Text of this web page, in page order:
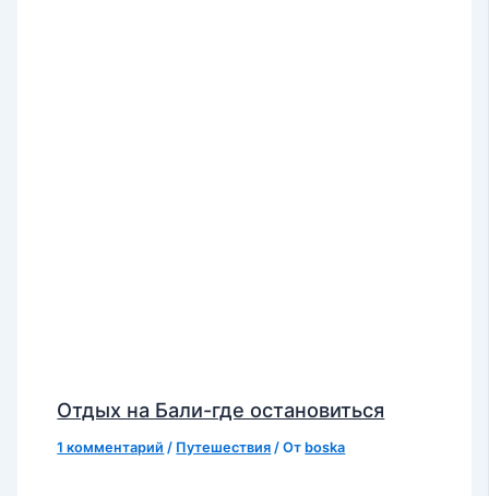
Отдых на Бали-где остановиться
1 комментарий / Путешествия / От boska